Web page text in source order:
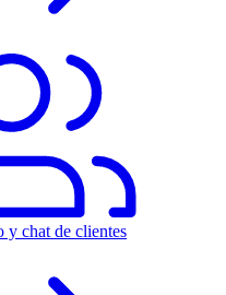
y chat de clientes